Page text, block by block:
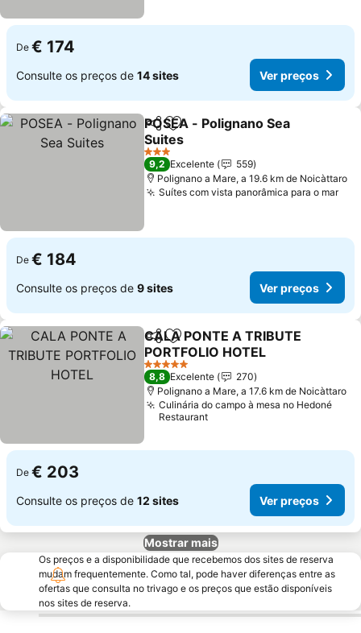
De € 174
Consulte os preços de 14 sites Ver preços
PartilharAdicionar aos favoritos
POSEA - Polignano Sea
Suites
3 Estrelas
9,2 Excelente
559
Polignano a Mare, a 19.6 km de Noicàttaro
Suítes com vista panorâmica para o mar
De € 184
Consulte os preços de 9 sites Ver preços
PartilharAdicionar aos favoritos
CALA PONTE A TRIBUTE
PORTFOLIO HOTEL
5 Estrelas
8,8 Excelente
270
Polignano a Mare, a 17.6 km de Noicàttaro
Culinária do campo à mesa no Hedoné
Restaurant
De € 203
Consulte os preços de 12 sites Ver preços
Mostrar mais
Os preços e a disponibilidade que recebemos dos sites de reserva
mudam frequentemente. Como tal, pode haver diferenças entre as
ofertas que consulta no trivago e os preços que estão disponíveis
nos sites de reserva.